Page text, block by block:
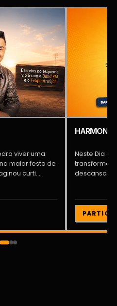
viver uma
maior festa de
Já imaginou curti...
Neste Dia
transformar
descanso